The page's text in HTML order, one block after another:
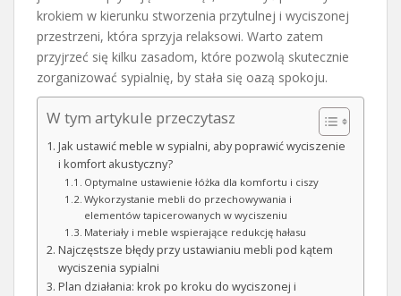
krokiem w kierunku stworzenia przytulnej i wyciszonej
przestrzeni, która sprzyja relaksowi. Warto zatem
przyjrzeć się kilku zasadom, które pozwolą skutecznie
zorganizować sypialnię, by stała się oazą spokoju.
W tym artykule przeczytasz
Jak ustawić meble w sypialni, aby poprawić wyciszenie
i komfort akustyczny?
Optymalne ustawienie łóżka dla komfortu i ciszy
Wykorzystanie mebli do przechowywania i
elementów tapicerowanych w wyciszeniu
Materiały i meble wspierające redukcję hałasu
Najczęstsze błędy przy ustawianiu mebli pod kątem
wyciszenia sypialni
Plan działania: krok po kroku do wyciszonej i